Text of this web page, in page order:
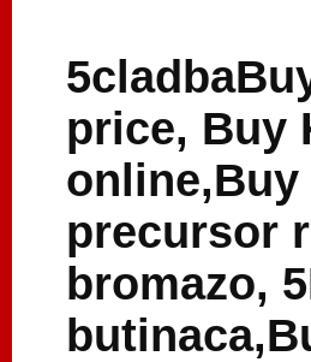
price, Buy
online,Buy
precursor
bromazo,